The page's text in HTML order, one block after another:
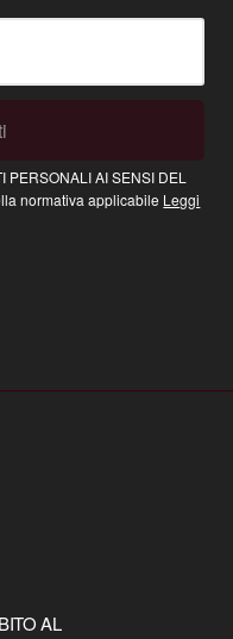
PERSONALI AI SENSI DEL
normativa applicabile Leggi
AL